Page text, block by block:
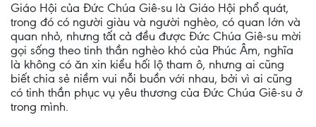
Giáo Hội của Đức Chúa Giê-su là Giáo Hội phổ quát,
trong đó có người giàu và người nghèo, có quan lớn và
quan nhỏ, nhưng tất cả đều được Đức Chúa Giê-su mời
gọi sống theo tinh thần nghèo khó của Phúc Âm, nghĩa
là không có ăn xin kiểu hối lộ tham ô, nhưng ai cũng
biết chia sẻ niềm vui nỗi buồn với nhau, bởi vì ai cũng
có tinh thần phục vụ yêu thương của Đức Chúa Giê-su ở
trong mình.